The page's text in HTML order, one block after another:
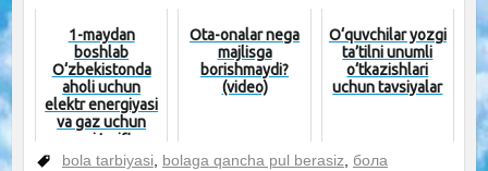
1-maydan
boshlab
O‘zbekistonda
aholi uchun
elektr energiyasi
va gaz uchun
yangi tariflar
kuchga kiradi...
Ota-onalar nega
majlisga
borishmaydi?
(video)
O‘quvchilar yozgi
ta’tilni unumli
o‘tkazishlari
uchun tavsiyalar
bola tarbiyasi bolaga qancha pul berasiz
бола